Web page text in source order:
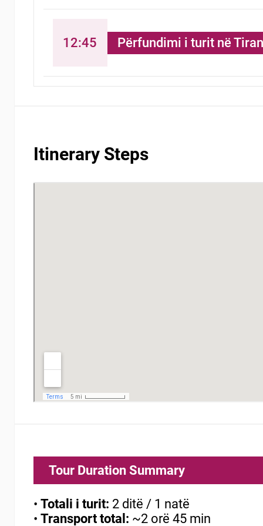
12:45 Përfundimi i turit në
Itinerary Steps
Tour Duration Summary
• Totali i turit: 2 ditë / 1 natë
• Transport total: ~2 orë 45 min